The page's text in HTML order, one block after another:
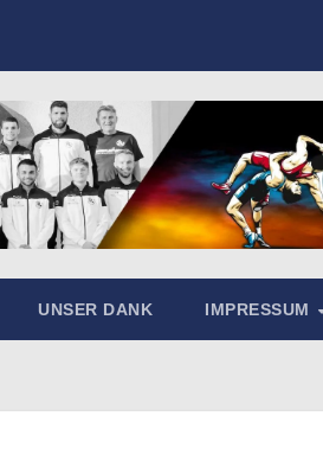
UNSER DANK IMPRESSUM